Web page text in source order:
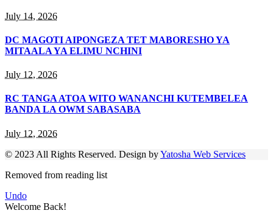
July 14, 2026
DC MAGOTI AIPONGEZA TET MABORESHO YA
MITAALA YA ELIMU NCHINI
July 12, 2026
RC TANGA ATOA WITO WANANCHI KUTEMBELEA
BANDA LA OWM SABASABA
July 12, 2026
© 2023 All Rights Reserved. Design byYatosha Web Services
Removed from reading list
Undo
Welcome Back!